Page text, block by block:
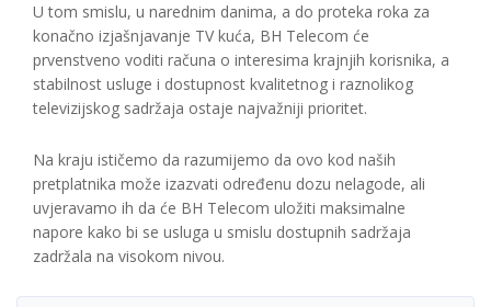
U tom smislu, u narednim danima, a do proteka roka za
konačno izjašnjavanje TV kuća, BH Telecom će
prvenstveno voditi računa o interesima krajnjih korisnika, a
stabilnost usluge i dostupnost kvalitetnog i raznolikog
televizijskog sadržaja ostaje najvažniji prioritet.
Na kraju ističemo da razumijemo da ovo kod naših
pretplatnika može izazvati određenu dozu nelagode, ali
uvjeravamo ih da će BH Telecom uložiti maksimalne
napore kako bi se usluga u smislu dostupnih sadržaja
zadržala na visokom nivou.